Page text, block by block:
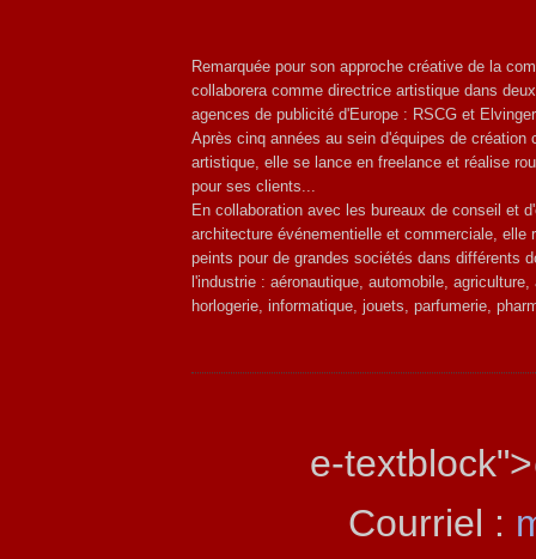
Remarquée pour son approche créative de la
collaborera comme directrice artistique dans
agences de publicité d'Europe : RSCG et
Après cinq années au sein d'équipes de création
artistique, elle se lance en freelance et réalise
pour ses clients...
En collaboration avec les bureaux de conseil et
architecture événementielle et commerciale, elle
peints pour de grandes sociétés dans différents
l'industrie : aéronautique, automobile,
horlogerie, informatique, jouets, parfumerie,
e-
Courriel :